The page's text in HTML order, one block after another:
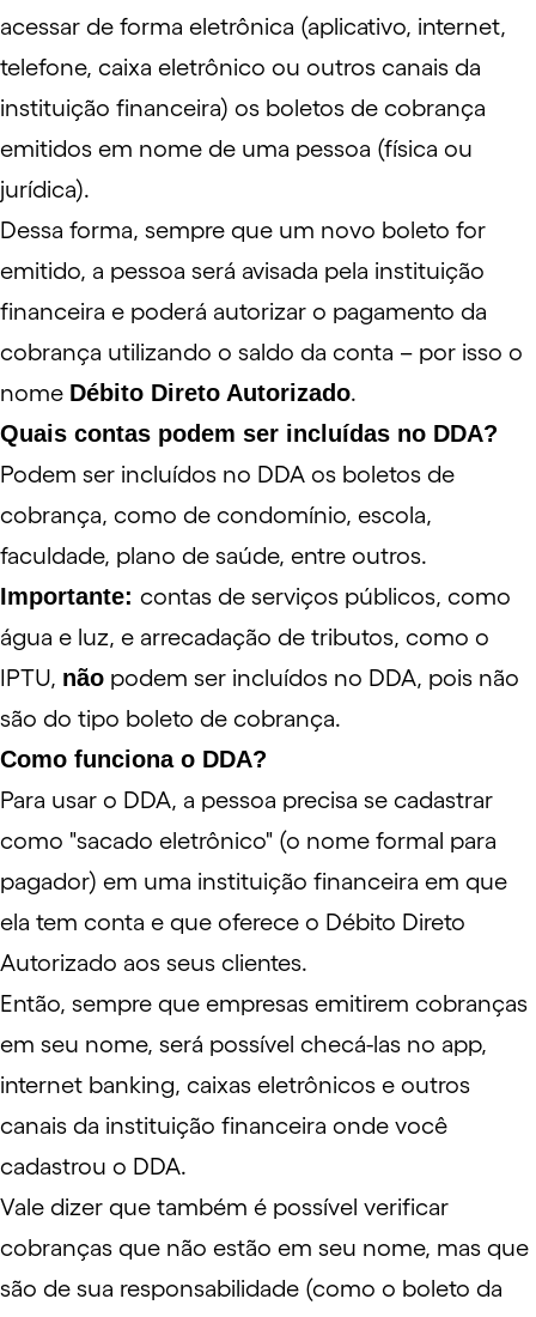
acessar de forma eletrônica (aplicativo, internet,
telefone, caixa eletrônico ou outros canais da
instituição financeira) os boletos de cobrança
emitidos em nome de uma pessoa (física ou
jurídica).
Dessa forma, sempre que um novo boleto for
emitido, a pessoa será avisada pela instituição
financeira e poderá autorizar o pagamento da
cobrança utilizando o saldo da conta – por isso o
nome Débito Direto Autorizado.
Quais contas podem ser incluídas no DDA?
Podem ser incluídos no DDA os boletos de
cobrança, como de condomínio, escola,
faculdade, plano de saúde, entre outros.
Importante: contas de serviços públicos, como
água e luz, e arrecadação de tributos, como o
IPTU, não podem ser incluídos no DDA, pois não
são do tipo boleto de cobrança.
Como funciona o DDA?
Para usar o DDA, a pessoa precisa se cadastrar
como "sacado eletrônico" (o nome formal para
pagador) em uma instituição financeira em que
ela tem conta e que oferece o Débito Direto
Autorizado aos seus clientes.
Então, sempre que empresas emitirem cobranças
em seu nome, será possível checá-las no app,
internet banking, caixas eletrônicos e outros
canais da instituição financeira onde você
cadastrou o DDA.
Vale dizer que também é possível verificar
cobranças que não estão em seu nome, mas que
são de sua responsabilidade (como o boleto da